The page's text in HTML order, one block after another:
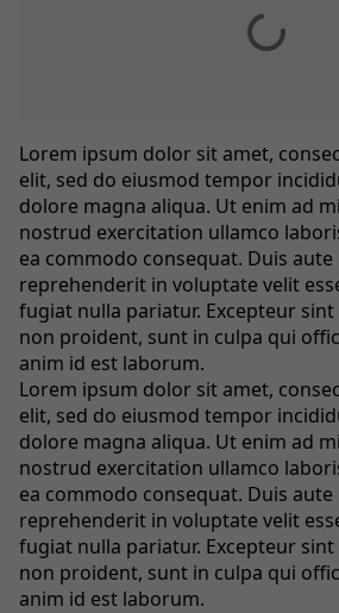
Lorem ipsum dolor sit amet,
elit, sed do eiusmod tempor
dolore magna aliqua. Ut enim ad
nostrud exercitation ullamco
ea commodo consequat. Duis
reprehenderit in voluptate velit
fugiat nulla pariatur. Excepteur
non proident, sunt in culpa qui
anim id est laborum.
Lorem ipsum dolor sit amet,
elit, sed do eiusmod tempor
dolore magna aliqua. Ut enim ad
nostrud exercitation ullamco
ea commodo consequat. Duis
reprehenderit in voluptate velit
fugiat nulla pariatur. Excepteur
non proident, sunt in culpa qui
anim id est laborum.